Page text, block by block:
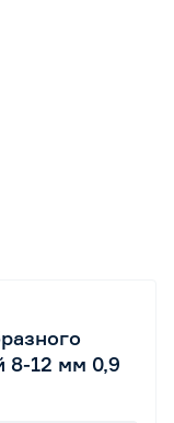
8-12 мм 0,9